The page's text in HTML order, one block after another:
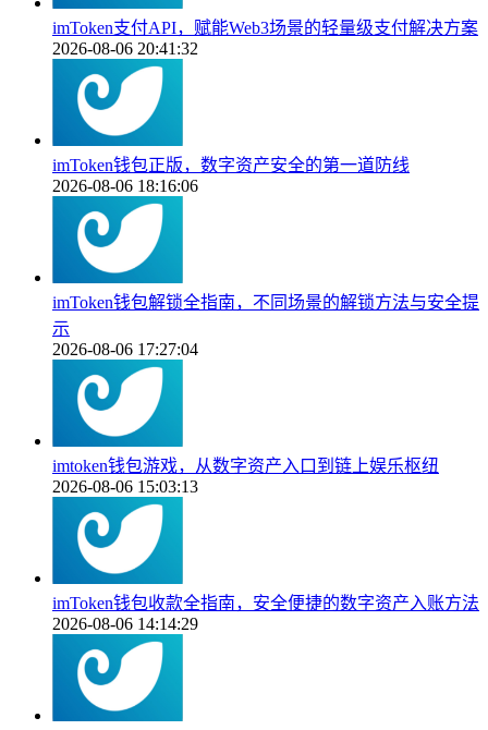
imToken支付API，赋能Web3场景的轻量级支付解决方案
2026-08-06 20:41:32
imToken钱包正版，数字资产安全的第一道防线
2026-08-06 18:16:06
imToken钱包解锁全指南，不同场景的解锁方法与安全提
示
2026-08-06 17:27:04
imtoken钱包游戏，从数字资产入口到链上娱乐枢纽
2026-08-06 15:03:13
imToken钱包收款全指南，安全便捷的数字资产入账方法
2026-08-06 14:14:29